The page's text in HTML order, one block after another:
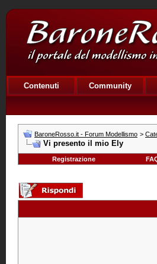
Contenuti Community
BaroneRosso.it - Forum Modellismo >
Vi presento il mio Ely
Registrazione